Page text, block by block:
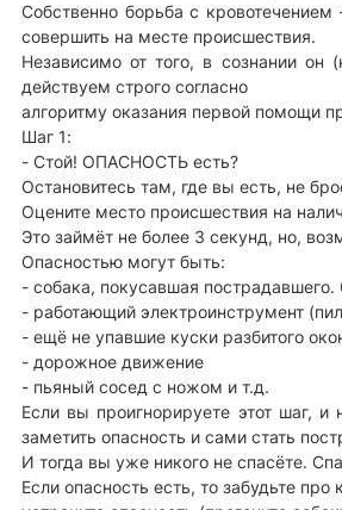
Собственно борьба с
совершить на месте происшествия.
Независимо от того, в сознании он
действуем строго согласно
алгоритму оказания первой помощи
Шаг 1:
- Стой! ОПАСНОСТЬ есть?
Остановитесь там, где вы есть, не
Оцените место происшествия на
Это займёт не более 3 секунд, но,
Опасностью могут быть:
- собака, покусавшая
- работающий электроинструмент
- ещё не упавшие куски разбитого
- дорожное движение
- пьяный сосед с ножом и т.д.
Если вы проигнорируете этот шаг,
заметить опасность и сами стать
И тогда вы уже никого не спасёте.
Если опасность есть, то забудьте